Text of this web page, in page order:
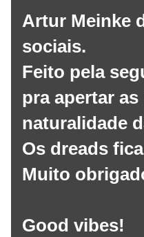
Artur Meinke
sociais.
Feito pela
pra apertar
naturalidade
Os dreads
Muito
Good vibes!